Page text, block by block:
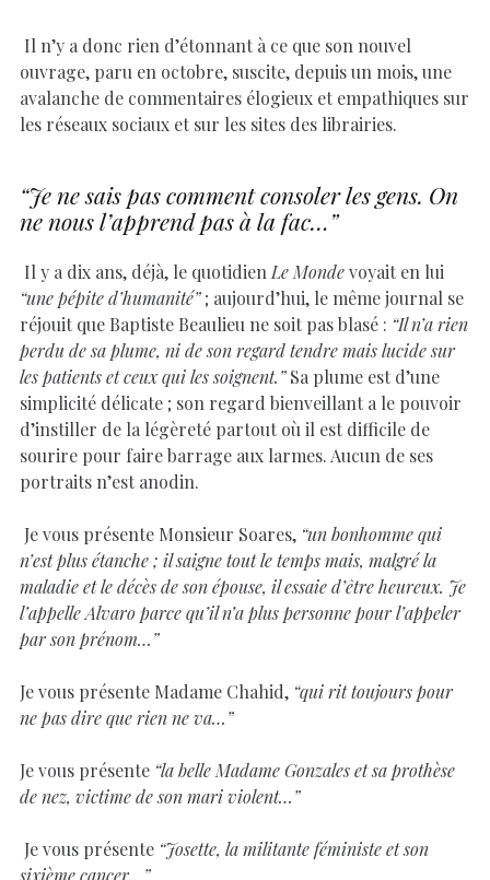
Il n’y a donc rien d’étonnant à ce que son nouvel
ouvrage, paru en octobre, suscite, depuis un mois, une
avalanche de commentaires élogieux et empathiques sur
les réseaux sociaux et sur les sites des librairies.
“Je ne sais pas comment consoler les gens. On
ne nous l’apprend pas à la fac…”
Il y a dix ans, déjà, le quotidien Le Mondevoyait en lui
“une pépite d’humanité”; aujourd’hui, le même journal se
réjouit que Baptiste Beaulieu ne soit pas blasé : “Il n’a rien
perdu de sa plume, ni de son regard tendre mais lucide sur
les patients et ceux qui les soignent.”Sa plume est d’une
simplicité délicate ; son regard bienveillant a le pouvoir
d’instiller de la légèreté partout où il est difficile de
sourire pour faire barrage aux larmes. Aucun de ses
portraits n’est anodin.
Je vous présente Monsieur Soares, “un bonhomme qui
n’est plus étanche ; il saigne tout le temps mais, malgré la
maladie et le décès de son épouse, il essaie d’être heureux. Je
l’appelle Alvaro parce qu’il n’a plus personne pour l’appeler
par son prénom…”
Je vous présente Madame Chahid, “qui rit toujours pour
ne pas dire que rien ne va…”
Je vous présente “la belle Madame Gonzales et sa prothèse
de nez, victime de son mari violent…”
Je vous présente “Josette, la militante féministe et son
sixième cancer…”